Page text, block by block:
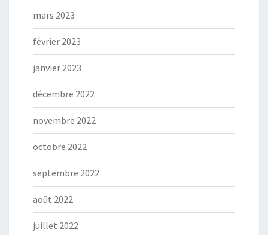
mars 2023
février 2023
janvier 2023
décembre 2022
novembre 2022
octobre 2022
septembre 2022
août 2022
juillet 2022